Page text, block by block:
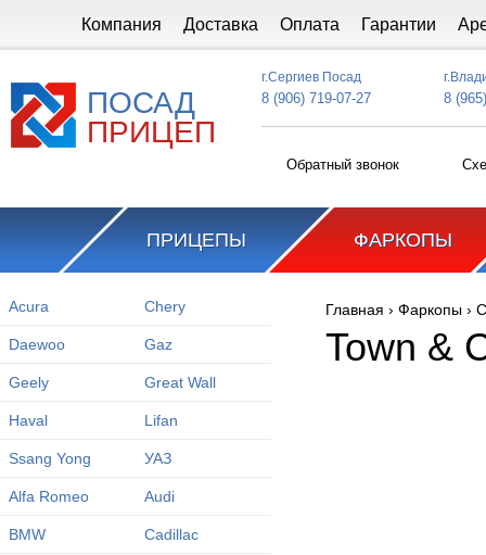
Компания Доставка Оплата Гарантии
ПОСАД
ПРИЦЕП
г.Сергиев Посад
8 (906) 719-07-27 8
Обратный звонок
ПРИЦЕПЫ ФАРКОПЫ
Acura Chery
Daewoo Gaz
Geely Great Wall
Haval Lifan
Ssang Yong УАЗ
Alfa Romeo Audi
BMW Cadillac
Вы здесь
Главная › Фаркопы ›
Town &